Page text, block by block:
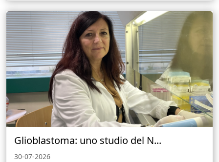
Glioblastoma: uno studio del N...
30-07-2026